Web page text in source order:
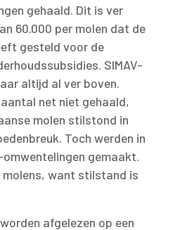
gehaald. Dit is ver
60.000 per molen dat de
gesteld voor de
SIMAV-
altijd al ver boven.
net niet gehaald,
molen stilstond in
Toch werden in
gemaakt.
want stilstand is
afgelezen op een